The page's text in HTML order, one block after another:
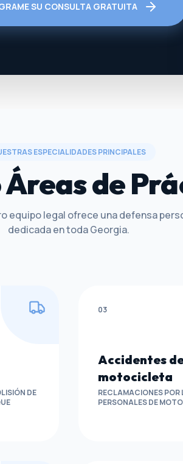
SU CONSULTA GRATUITA
ESPECIALIDADES PRINCIPALES
de
equipo legal ofrece una defensa
dedicada en toda Georgia.
DE
03
Accidentes
motocicleta
RECLAMACIONES POR
PERSONALES DE